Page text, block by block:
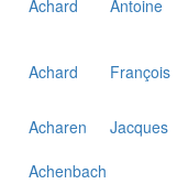
Achard
Antoine
Achard
François
Acharen
Jacques
Achenbach